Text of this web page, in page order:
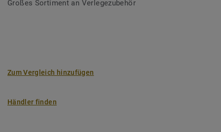
Großes Sortiment an Verlegezubehör
Zum Vergleich hinzufügen
Händler finden